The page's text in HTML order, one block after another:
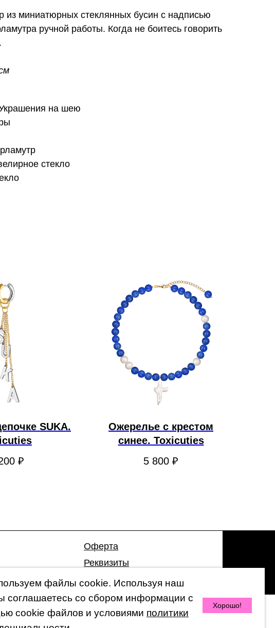
файлы cookie. Используя наш
соглашаетесь со сбором информации с
cookie файлов и условиями политики
Хорошо!
из миниатюрных стеклянных бусин с надписью
ручной работы. Когда не боитесь говорить
на шею
стекло
SUKA.
₽
Ожерелье с крестом
синее. Toxicuties
5 800 ₽
© 2026 by 47 Store
Оферта
Реквизиты
Гарантия